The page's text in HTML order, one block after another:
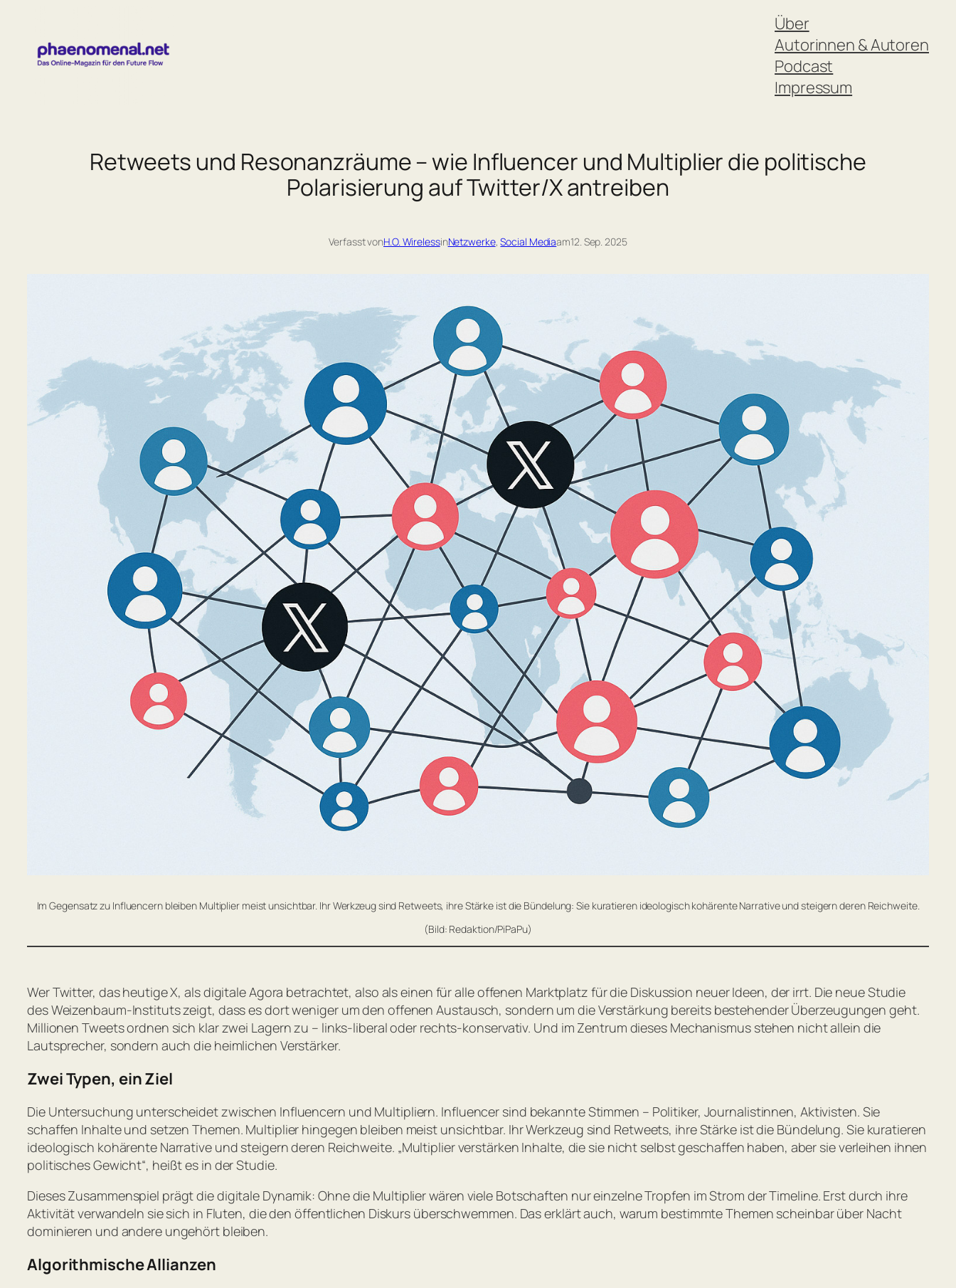
springen
Über
Autorinnen & Autoren
Podcast
Impressum
Retweets und Resonanzräume – wie Influencer und Multiplier die politische
Polarisierung auf Twitter/X antreiben
Verfasst vonH.O. WirelessinNetzwerke, Social Mediaam12. Sep. 2025
Im Gegensatz zu Influencern bleiben Multiplier meist unsichtbar. Ihr Werkzeug sind Retweets, ihre Stärke ist die Bündelung: Sie kuratieren ideologisch kohärente Narrative und steigern deren Reichweite.
(Bild: Redaktion/PiPaPu)
Wer Twitter, das heutige X, als digitale Agora betrachtet, also als einen für alle offenen Marktplatz für die Diskussion neuer Ideen, der irrt. Die neue Studie
des Weizenbaum-Instituts zeigt, dass es dort weniger um den offenen Austausch, sondern um die Verstärkung bereits bestehender Überzeugungen geht.
Millionen Tweets ordnen sich klar zwei Lagern zu – links-liberal oder rechts-konservativ. Und im Zentrum dieses Mechanismus stehen nicht allein die
Lautsprecher, sondern auch die heimlichen Verstärker.
Zwei Typen, ein Ziel
Die Untersuchung unterscheidet zwischen Influencern und Multipliern. Influencer sind bekannte Stimmen – Politiker, Journalistinnen, Aktivisten. Sie
schaffen Inhalte und setzen Themen. Multiplier hingegen bleiben meist unsichtbar. Ihr Werkzeug sind Retweets, ihre Stärke ist die Bündelung. Sie kuratieren
ideologisch kohärente Narrative und steigern deren Reichweite. „Multiplier verstärken Inhalte, die sie nicht selbst geschaffen haben, aber sie verleihen ihnen
politisches Gewicht“, heißt es in der Studie.
Dieses Zusammenspiel prägt die digitale Dynamik: Ohne die Multiplier wären viele Botschaften nur einzelne Tropfen im Strom der Timeline. Erst durch ihre
Aktivität verwandeln sie sich in Fluten, die den öffentlichen Diskurs überschwemmen. Das erklärt auch, warum bestimmte Themen scheinbar über Nacht
dominieren und andere ungehört bleiben.
Algorithmische Allianzen